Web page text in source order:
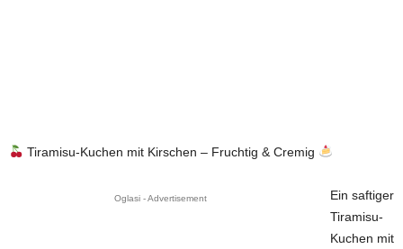
Tiramisu-Kuchen mit Kirschen – Fruchtig & Cremig
Oglasi - Advertisement
Ein saftiger
Tiramisu-
Kuchen mit